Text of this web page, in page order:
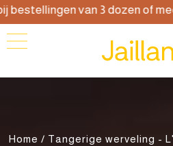
van 3 dozen of meer
Home / Tangerige werveling -